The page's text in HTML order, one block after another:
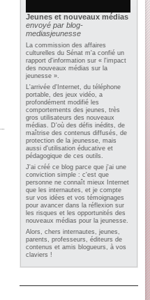
Jeunes et nouveaux médias
envoyé par blog-
mediasjeunesse
La commission des affaires
culturelles du Sénat m'a confié un
rapport d'information sur « l'impact
des nouveaux médias sur la
jeunesse ».
L'arrivée d'Internet, du téléphone
portable, des jeux vidéo, a
profondément modifié les
comportements des jeunes, très
gros utilisateurs des nouveaux
médias. D'où des défis inédits, de
maîtrise des contenus diffusés, de
protection de la jeunesse, mais
aussi d'utilisation éducative et
pédagogique de ces outils.
J'ai créé ce blog parce que j'ai une
conviction simple : c'est que
personne ne connaît mieux Internet
que les internautes, et je compte
sur vos idées et vos témoignages
pour avancer dans la réflexion sur
les risques et les opportunités des
nouveaux médias pour la jeunesse.
Alors, chers internautes, jeunes,
parents, professeurs, éditeurs de
contenus et amis blogueurs, à vos
claviers !